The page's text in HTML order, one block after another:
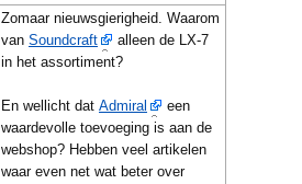
Zomaar nieuwsgierigheid. Waarom
van Soundcraft
alleen de LX-7
in het assortiment?
En wellicht dat Admiral
een
waardevolle toevoeging is aan de
webshop? Hebben veel artikelen
waar even net wat beter over